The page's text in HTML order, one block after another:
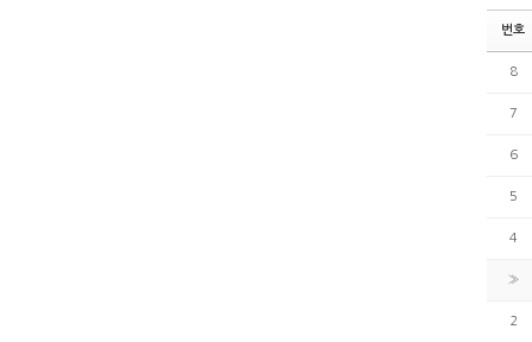
번호
8
7
6
5
4
»
2